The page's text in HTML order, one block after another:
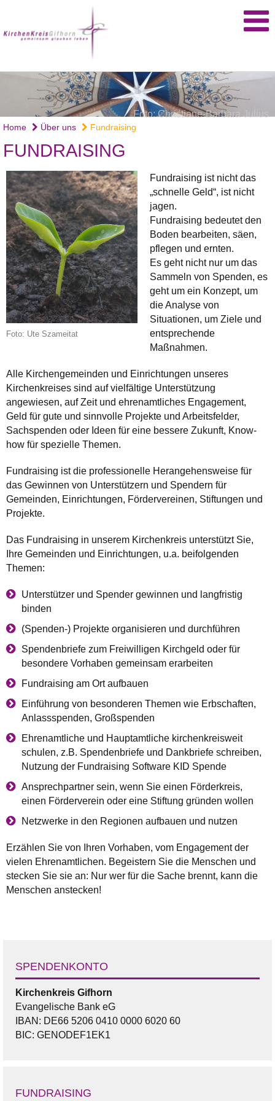
Foto: Christiane-Barbara Julius
Home Über uns Fundraising
FUNDRAISING
Foto: Ute Szameitat
Fundraising ist nicht das
„schnelle Geld“, ist nicht
jagen.
Fundraising bedeutet den
Boden bearbeiten, säen,
pflegen und ernten.
Es geht nicht nur um das
Sammeln von Spenden, es
geht um ein Konzept, um
die Analyse von
Situationen, um Ziele und
entsprechende
Maßnahmen.
Alle Kirchengemeinden und Einrichtungen unseres
Kirchenkreises sind auf vielfältige Unterstützung
angewiesen, auf Zeit und ehrenamtliches Engagement,
Geld für gute und sinnvolle Projekte und Arbeitsfelder,
Sachspenden oder Ideen für eine bessere Zukunft, Know-
how für spezielle Themen.
Fundraising ist die professionelle Herangehensweise für
das Gewinnen von Unterstützern und Spendern für
Gemeinden, Einrichtungen, Fördervereinen, Stiftungen und
Projekte.
Das Fundraising in unserem Kirchenkreis unterstützt Sie,
Ihre Gemeinden und Einrichtungen, u.a. beifolgenden
Themen:
Unterstützer und Spender gewinnen und langfristig
binden
(Spenden-) Projekte organisieren und durchführen
Spendenbriefe zum Freiwilligen Kirchgeld oder für
besondere Vorhaben gemeinsam erarbeiten
Fundraising am Ort aufbauen
Einführung von besonderen Themen wie Erbschaften,
Anlassspenden, Großspenden
Ehrenamtliche und Hauptamtliche kirchenkreisweit
schulen, z.B. Spendenbriefe und Dankbriefe schreiben,
Nutzung der Fundraising Software KID Spende
Ansprechpartner sein, wenn Sie einen Förderkreis,
einen Förderverein oder eine Stiftung gründen wollen
Netzwerke in den Regionen aufbauen und nutzen
Erzählen Sie von Ihren Vorhaben, vom Engagement der
vielen Ehrenamtlichen. Begeistern Sie die Menschen und
stecken Sie sie an: Nur wer für die Sache brennt, kann die
Menschen anstecken!
SPENDENKONTO
Kirchenkreis Gifhorn
Evangelische Bank eG
IBAN: DE66 5206 0410 0000 6020 60
BIC: GENODEF1EK1
FUNDRAISING